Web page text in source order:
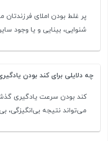
پر غلط بودن املای
شنوایی، بینایی و یا وجود
چه دلایلی برای کند بودن
کند بودن سرعت یادگیری
می‌تواند نتیجه بی‌انگیزگی،